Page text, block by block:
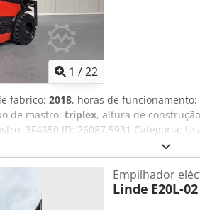
1 /22
fabrico: 2018, horas de funcionamento:
de mastro: triplex, altura de
3F4650 ID: 26087.5931 Categoria:
Capacidade: 2000 kg Ano: 2018 Horas:
Sistema / Certificado = INERIS 08
Cat 2D (permitido na ZONA 21 e 22 -
por joystick para frente e para
(azul) - Cabine BAIXA < 2000 MM !!!
Empilhador
Linde E20L-02